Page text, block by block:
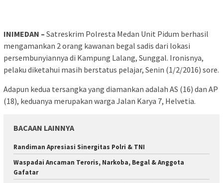
INIMEDAN – Satreskrim Polresta Medan Unit Pidum berhasil
mengamankan 2 orang kawanan begal sadis dari lokasi
persembunyiannya di Kampung Lalang, Sunggal. Ironisnya,
pelaku diketahui masih berstatus pelajar, Senin (1/2/2016) sore.
Adapun kedua tersangka yang diamankan adalah AS (16) dan AP
(18), keduanya merupakan warga Jalan Karya 7, Helvetia.
BACAAN LAINNYA
Randiman Apresiasi Sinergitas Polri & TNI
Waspadai Ancaman Teroris, Narkoba, Begal & Anggota
Gafatar